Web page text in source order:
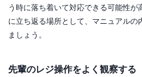
う時に落ち着いて対応できる可能性が
に立ち返る場所として、マニュアルの
ましょう。
先輩のレジ操作をよく観察する